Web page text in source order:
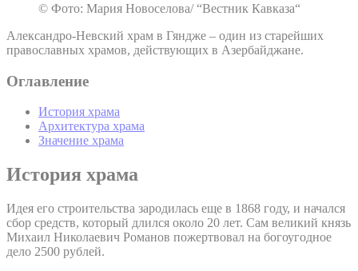
© Фото: Мария Новоселова/ “Вестник Кавказа“
Александро-Невский храм в Гяндже – один из старейших
православных храмов, действующих в Азербайджане.
Оглавление
История храма
Архитектура храма
Значение храма
История храма
Идея его строительства зародилась еще в 1868 году, и начался
сбор средств, который длился около 20 лет. Сам великий князь
Михаил Николаевич Романов пожертвовал на богоугодное
дело 2500 рублей.